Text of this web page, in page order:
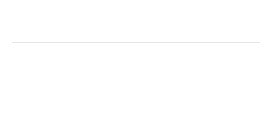
かりしているほうが、ぼくのフィーリングに合って